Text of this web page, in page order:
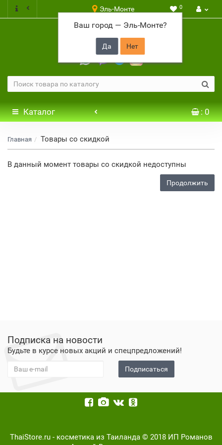
Эль-Монте
Ваш город — Эль-Монте?
0
+7 917 646 65 48
Каталог : 0
Главная Товары со скидкой
В данный момент товары со скидкой недоступны
Продолжить
Подписка на новости
Будьте в курсе новых акций и спецпредложений!
Подписаться
ThaiStore.ru - косметика из Таиланда © 2018 ИП Романов